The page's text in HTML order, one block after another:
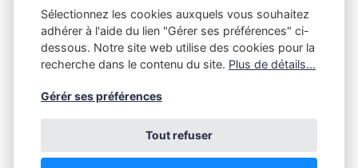
Tout le contenu de ce site est la propriété du Club Niépce-
Lumière et est soumis aux règles du droit d'auteur. Toute copie
Sélectionnez les cookies auxquels vous souhaitez
adhérer à l'aide du lien "Gérer ses préférences" ci-
dessous. Notre site web utilise des cookies pour la
recherche dans le contenu du site. Plus de détails...
Gérér ses préférences
Tout refuser